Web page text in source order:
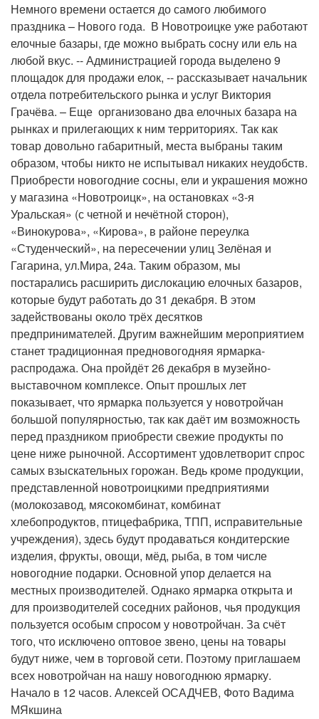
Немного времени остается до самого любимого
праздника – Нового года. В Новотроицке уже работают
елочные базары, где можно выбрать сосну или ель на
любой вкус. -- Администрацией города выделено 9
площадок для продажи елок, -- рассказывает начальник
отдела потребительского рынка и услуг Виктория
Грачёва. – Еще организовано два елочных базара на
рынках и прилегающих к ним территориях. Так как
товар довольно габаритный, места выбраны таким
образом, чтобы никто не испытывал никаких неудобств.
Приобрести новогодние сосны, ели и украшения можно
у магазина «Новотроицк», на остановках «3-я
Уральская» (с четной и нечётной сторон),
«Винокурова», «Кирова», в районе переулка
«Студенческий», на пересечении улиц Зелёная и
Гагарина, ул.Мира, 24а. Таким образом, мы
постарались расширить дислокацию елочных базаров,
которые будут работать до 31 декабря. В этом
задействованы около трёх десятков
предпринимателей. Другим важнейшим мероприятием
станет традиционная предновогодняя ярмарка-
распродажа. Она пройдёт 26 декабря в музейно-
выставочном комплексе. Опыт прошлых лет
показывает, что ярмарка пользуется у новотройчан
большой популярностью, так как даёт им возможность
перед праздником приобрести свежие продукты по
цене ниже рыночной. Ассортимент удовлетворит спрос
самых взыскательных горожан. Ведь кроме продукции,
представленной новотроицкими предприятиями
(молокозавод, мясокомбинат, комбинат
хлебопродуктов, птицефабрика, ТПП, исправительные
учреждения), здесь будут продаваться кондитерские
изделия, фрукты, овощи, мёд, рыба, в том числе
новогодние подарки. Основной упор делается на
местных производителей. Однако ярмарка открыта и
для производителей соседних районов, чья продукция
пользуется особым спросом у новотройчан. За счёт
того, что исключено оптовое звено, цены на товары
будут ниже, чем в торговой сети. Поэтому приглашаем
всех новотройчан на нашу новогоднюю ярмарку.
Начало в 12 часов. Алексей ОСАДЧЕВ, Фото Вадима
МЯкшина